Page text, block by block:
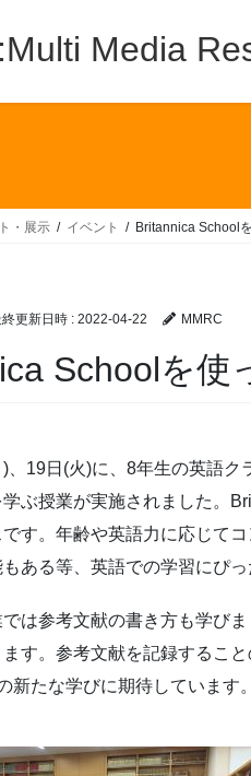
Media
・展示 イベント Britannica School
終更新日時 : 2022-04-22 MMRC
Schoolを使
19日(火)に、8年生の英語ク
ぶ授業が実施されました。
す。年齢や英語力に応じて
ある等、英語での学習にぴっ
は参考文献の書き方も学び
す。参考文献を記録するこ
新たな学びに期待しています